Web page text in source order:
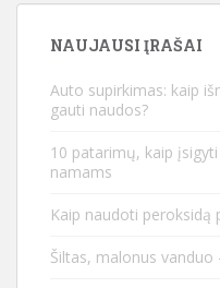
NAUJAUSI ĮRAŠAI
Auto supirkimas: kaip
gauti naudos?
10 patarimų, kaip
namams
Kaip naudoti peroksidą
Šiltas, malonus